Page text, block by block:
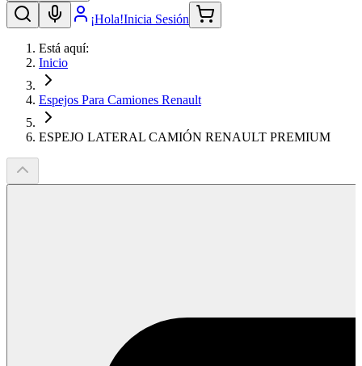
¡Hola!Inicia Sesión
Está aquí:
Inicio
Espejos Para Camiones Renault
ESPEJO LATERAL CAMIÓN RENAULT PREMIUM